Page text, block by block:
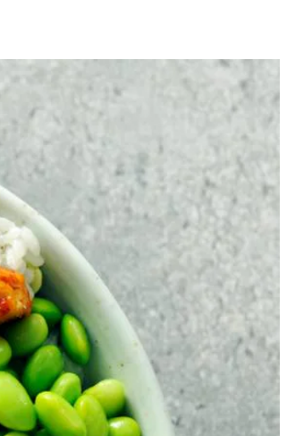
ondertussen de rest van de rijstazijn door
schil en snijd in de breedte in plakjes. Verdeel